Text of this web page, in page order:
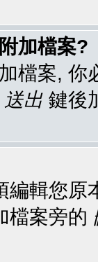
加檔案?
檔案,
送出 鍵後
編輯您
檔案旁的